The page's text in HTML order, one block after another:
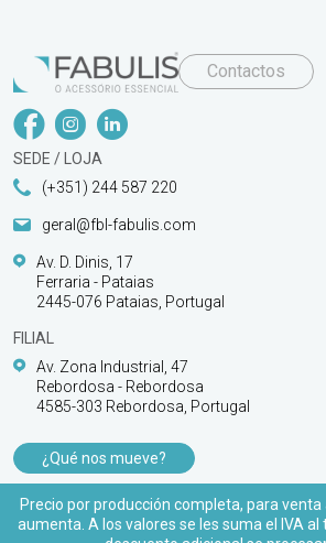
Contactos
SEDE / LOJA
(+351) 244 587 220
geral@fbl-fabulis.com
Av. D. Dinis, 17
Ferraria - Pataias
2445-076 Pataias, Portugal
FILIAL
Av. Zona Industrial, 47
Rebordosa - Rebordosa
4585-303 Rebordosa, Portugal
¿Qué nos mueve?
PRODUCTOS
Precio por producción completa, para
aumenta. A los valores se les suma el IVA